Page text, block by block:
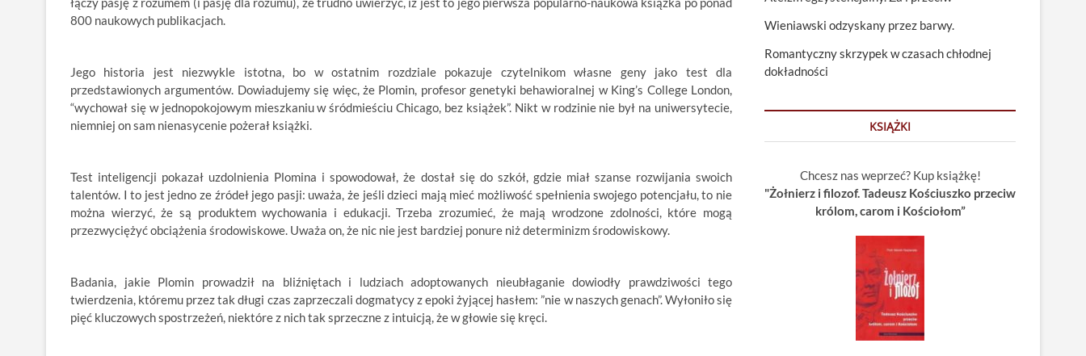
800 naukowych publikacjach.
Jego historia jest niezwykle istotna, bo w ostatnim rozdziale pokazuje czytelnikom własne geny jako test dla
przedstawionych argumentów. Dowiadujemy się więc, że Plomin, profesor genetyki behawioralnej w King’s College London,
“wychował się w jednopokojowym mieszkaniu w śródmieściu Chicago, bez książek”. Nikt w rodzinie nie był na uniwersytecie,
niemniej on sam nienasycenie pożerał książki.
Test inteligencji pokazał uzdolnienia Plomina i spowodował, że dostał się do szkół, gdzie miał szanse rozwijania swoich
talentów. I to jest jedno ze źródeł jego pasji: uważa, że jeśli dzieci mają mieć możliwość spełnienia swojego potencjału, to nie
można wierzyć, że są produktem wychowania i edukacji. Trzeba zrozumieć, że mają wrodzone zdolności, które mogą
przezwyciężyć obciążenia środowiskowe. Uważa on, że nic nie jest bardziej ponure niż determinizm środowiskowy.
Badania, jakie Plomin prowadził na bliźniętach i ludziach adoptowanych nieubłaganie dowiodły prawdziwości tego
twierdzenia, któremu przez tak długi czas zaprzeczali dogmatycy z epoki żyjącej hasłem: ”nie w naszych genach”. Wyłoniło się
pięć kluczowych spostrzeżeń, niektóre z nich tak sprzeczne z intuicją, że w głowie się kręci.
Wieniawski odzyskany przez barwy.
Romantyczny skrzypek w czasach chłodnej
dokładności
KSIĄŻKI
Chcesz nas weprzeć? Kup książkę!
"Żołnierz i filozof. Tadeusz Kościuszko przeciw
królom, carom i Kościołom”